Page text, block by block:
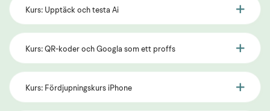
Kurs: Upptäck och testa Ai
Kurs: QR-koder och Googla som ett proffs
Kurs: Fördjupningskurs iPhone